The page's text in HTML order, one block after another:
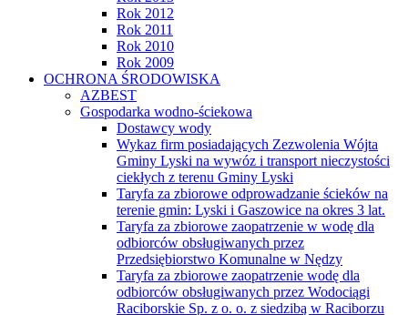
Rok 2012
Rok 2011
Rok 2010
Rok 2009
OCHRONA ŚRODOWISKA
AZBEST
Gospodarka wodno-ściekowa
Dostawcy wody
Wykaz firm posiadających Zezwolenia Wójta
Gminy Lyski na wywóz i transport nieczystości
ciekłych z terenu Gminy Lyski
Taryfa za zbiorowe odprowadzanie ścieków na
terenie gmin: Lyski i Gaszowice na okres 3 lat.
Taryfa za zbiorowe zaopatrzenie w wodę dla
odbiorców obsługiwanych przez
Przedsiębiorstwo Komunalne w Nędzy
Taryfa za zbiorowe zaopatrzenie wodę dla
odbiorców obsługiwanych przez Wodociągi
Raciborskie Sp. z o. o. z siedzibą w Raciborzu